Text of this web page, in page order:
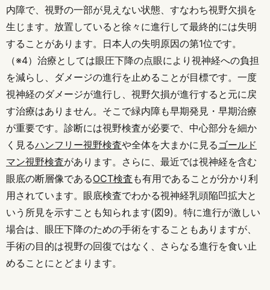
内障で、視野の一部が見えない状態、すなわち視野欠損を
生じます。放置していると徐々に進行して最終的には失明
することがあります。日本人の失明原因の第1位です。
（※4）治療としては眼圧下降の点眼により視神経への負担
を減らし、ダメージの進行を止めることが目標です。一度
視神経のダメージが進行し、視野欠損が進行すると元に戻
す治療はありません。そこで緑内障も早期発見・早期治療
が重要です。診断には視野検査が必要で、中心部分を細か
く見るハンフリー視野検査や全体を大まかに見る ゴールド
マン視野検査があります。さらに、最近では視神経を含む
眼底の断層像であるOCT検査 も有用であることが分かり利
用されています。眼底検査でわかる視神経乳頭陥凹拡大と
いう所見を示すことも知られます(図9)。特に進行が激しい
場合は、眼圧下降のための手術をすることもありますが、
手術の目的は視野の回復ではなく、さらなる進行を食い止
めることにとどまります。